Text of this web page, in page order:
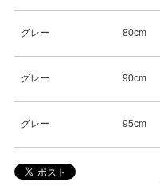
グレー 80cm
グレー 90cm
グレー 95cm